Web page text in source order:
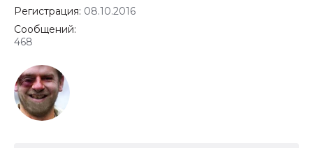
Регистрация: 08.10.2016
Сообщений:
468